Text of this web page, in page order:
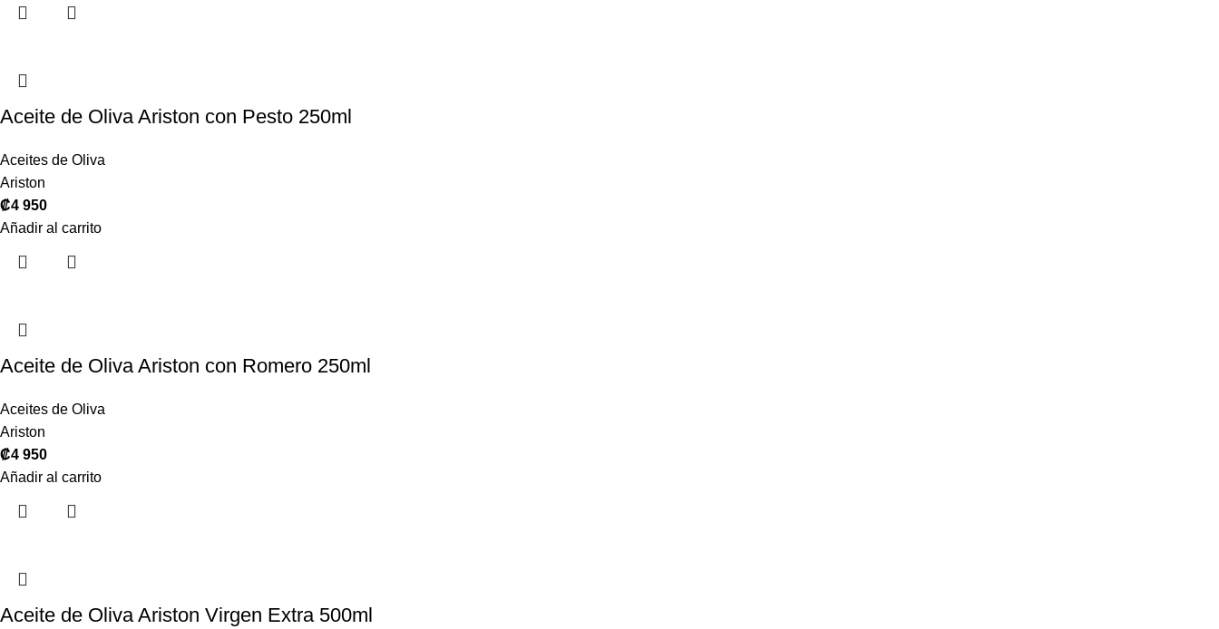
Aceite de Oliva Ariston con Pesto 250ml
Aceites de Oliva
Ariston
₡4 950
Añadir al carrito
Aceite de Oliva Ariston con Romero 250ml
Aceites de Oliva
Ariston
₡4 950
Añadir al carrito
Aceite de Oliva Ariston Virgen Extra 500ml